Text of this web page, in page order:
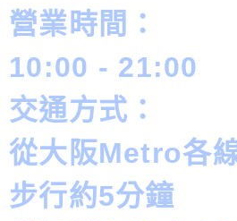
營業時間：
10:00 - 21:00
交通方式：
從大阪Metro各
步行約5分鐘